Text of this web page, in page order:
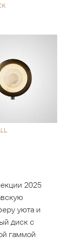
2025
уюта и
диск с
гаммой